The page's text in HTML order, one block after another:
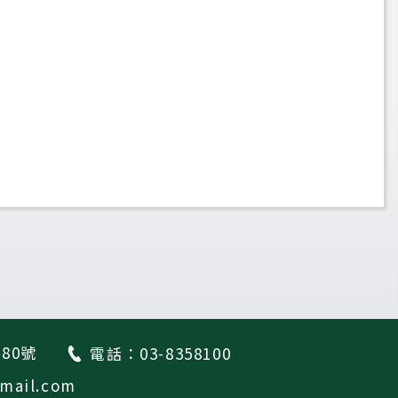
號
電話：03-8358100